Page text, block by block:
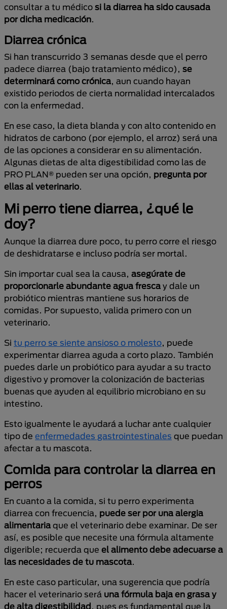
consultar a tu médico si la diarrea ha sido causada
por dicha medicación.
Diarrea crónica
Si han transcurrido 3 semanas desde que el perro
padece diarrea (bajo tratamiento médico), se
determinará como crónica, aun cuando hayan
existido periodos de cierta normalidad intercalados
con la enfermedad.
En ese caso, la dieta blanda y con alto contenido en
hidratos de carbono (por ejemplo, el arroz) será una
de las opciones a considerar en su alimentación.
Algunas dietas de alta digestibilidad como las de
PRO PLAN® pueden ser una opción, pregunta por
ellas al veterinario.
Mi perro tiene diarrea, ¿qué le
doy?
Aunque la diarrea dure poco, tu perro corre el riesgo
de deshidratarse e incluso podría ser mortal.
Sin importar cual sea la causa, asegúrate de
proporcionarle abundante agua fresca y dale un
probiótico mientras mantiene sus horarios de
comidas. Por supuesto, valida primero con un
veterinario.
Si tu perro se siente ansioso o molesto, puede
experimentar diarrea aguda a corto plazo. También
puedes darle un probiótico para ayudar a su tracto
digestivo y promover la colonización de bacterias
buenas que ayuden al equilibrio microbiano en su
intestino.
Esto igualmente le ayudará a luchar ante cualquier
tipo de enfermedades gastrointestinales que puedan
afectar a tu mascota.
Comida para controlar la diarrea en
perros
En cuanto a la comida, si tu perro experimenta
diarrea con frecuencia, puede ser por una alergia
alimentaria que el veterinario debe examinar. De ser
así, es posible que necesite una fórmula altamente
digerible; recuerda que el alimento debe adecuarse a
las necesidades de tu mascota.
En este caso particular, una sugerencia que podría
hacer el veterinario será una fórmula baja en grasa y
de alta digestibilidad, pues es fundamental que la